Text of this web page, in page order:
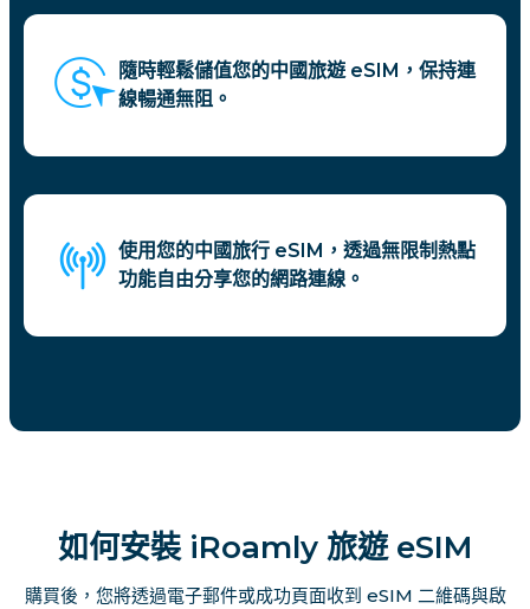
隨時輕鬆儲值您的中國旅遊 eSIM，保持連
線暢通無阻。
使用您的中國旅行 eSIM，透過無限制熱點
功能自由分享您的網路連線。
如何安裝 iRoamly 旅遊 eSIM
購買後，您將透過電子郵件或成功頁面收到 eSIM 二維碼與啟